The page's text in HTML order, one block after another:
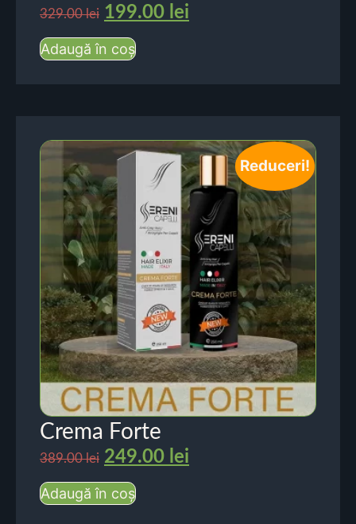
329.00lei 199.00 lei
Adaugă în coș
Reduceri!
Crema Forte
389.00lei 249.00 lei
Adaugă în coș